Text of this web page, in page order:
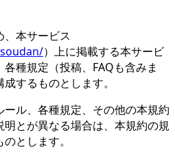
本サービス
）上に掲載する本サービ
種規定（投稿、FAQも含みま
するものとします。
ル、各種規定、その他の本規約
とが異なる場合は、本規約の規
とします。